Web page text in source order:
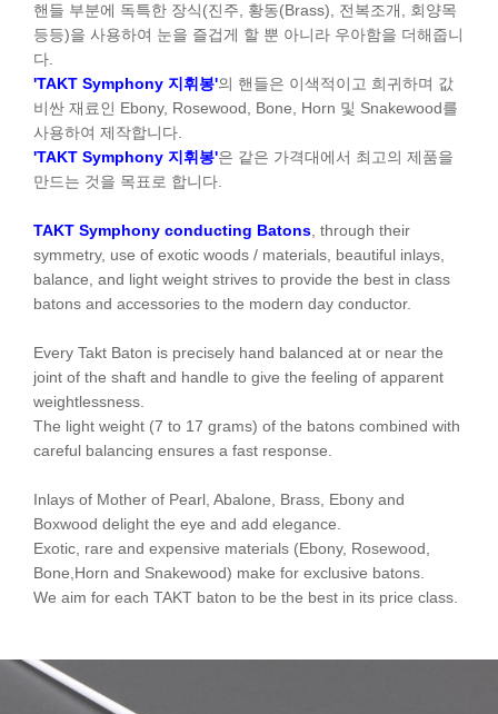
핸들 부분에 독특한 장식(진주, 황동(Brass), 전복조개, 회양목
등등)을 사용하여 눈을 즐겁게 할 뿐 아니라 우아함을 더해줍니
다.
'TAKT Symphony 지휘봉'의 핸들은 이색적이고 희귀하며 값
비싼 재료인 Ebony, Rosewood, Bone, Horn 및 Snakewood를
사용하여 제작합니다.
'TAKT Symphony 지휘봉'은 같은 가격대에서 최고의 제품을
만드는 것을 목표로 합니다.
TAKT Symphony conducting Batons, through their
symmetry, use of exotic woods / materials, beautiful inlays,
balance, and light weight strives to provide the best in class
batons and accessories to the modern day conductor.
Every Takt Baton is precisely hand balanced at or near the
joint of the shaft and handle to give the feeling of apparent
weightlessness.
The light weight (7 to 17 grams) of the batons combined with
careful balancing ensures a fast response.
Inlays of Mother of Pearl, Abalone, Brass, Ebony and
Boxwood delight the eye and add elegance.
Exotic, rare and expensive materials (Ebony, Rosewood,
Bone,Horn and Snakewood) make for exclusive batons.
We aim for each TAKT baton to be the best in its price class.